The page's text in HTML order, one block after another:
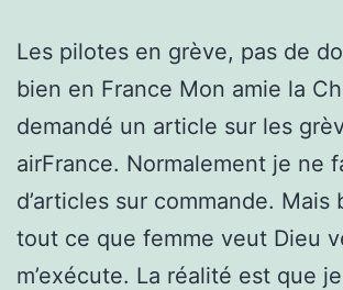
Les pilotes en grève, pas de
bien en France Mon amie la
demandé un article sur les
airFrance. Normalement je ne
d’articles sur commande. Mais
tout ce que femme veut Dieu
m’exécute. La réalité est que